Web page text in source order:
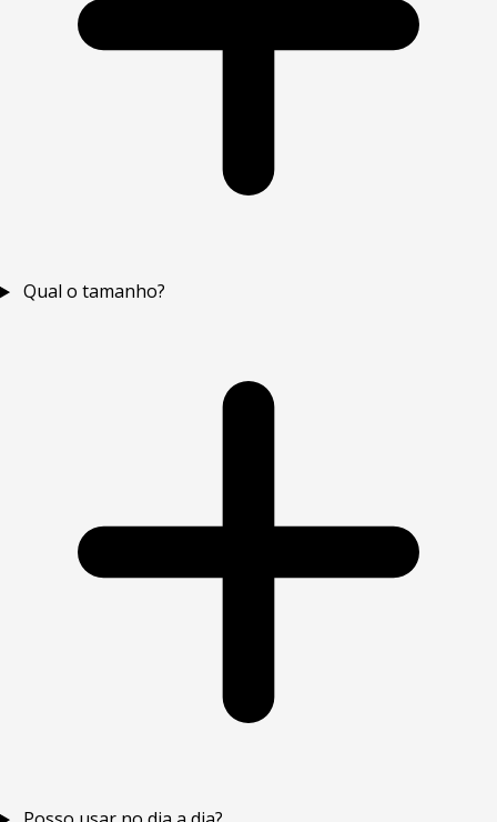
Qual o tamanho?